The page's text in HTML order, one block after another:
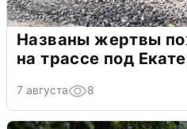
Названы жертвы
на трассе под
7 августа 8